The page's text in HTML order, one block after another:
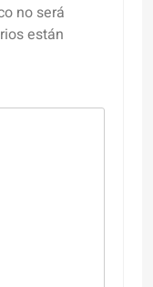
no será
están